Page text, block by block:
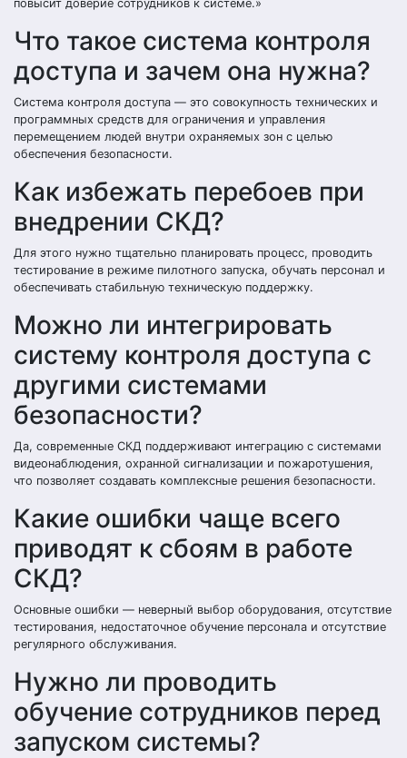
повысит доверие сотрудников к системе.»
Что такое система контроля
доступа и зачем она нужна?
Система контроля доступа — это совокупность технических и
программных средств для ограничения и управления
перемещением людей внутри охраняемых зон с целью
обеспечения безопасности.
Как избежать перебоев при
внедрении СКД?
Для этого нужно тщательно планировать процесс, проводить
тестирование в режиме пилотного запуска, обучать персонал и
обеспечивать стабильную техническую поддержку.
Можно ли интегрировать
систему контроля доступа с
другими системами
безопасности?
Да, современные СКД поддерживают интеграцию с системами
видеонаблюдения, охранной сигнализации и пожаротушения,
что позволяет создавать комплексные решения безопасности.
Какие ошибки чаще всего
приводят к сбоям в работе
СКД?
Основные ошибки — неверный выбор оборудования, отсутствие
тестирования, недостаточное обучение персонала и отсутствие
регулярного обслуживания.
Нужно ли проводить
обучение сотрудников перед
запуском системы?